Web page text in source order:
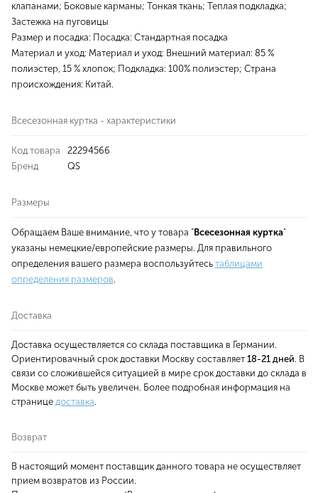
клапанами; Боковые карманы; Тонкая ткань; Теплая подкладка;
Застежка на пуговицы
Размер и посадка: Посадка: Стандартная посадка
Материал и уход: Материал и уход: Внешний материал: 85 %
полиэстер, 15 % хлопок; Подкладка: 100% полиэстер; Страна
происхождения: Китай.
Всесезонная куртка - характеристики
Код товара
22294566
Бренд
QS
Размеры
Обращаем Ваше внимание, что у товара "Всесезонная куртка"
указаны немецкие/европейские размеры. Для правильного
определения вашего размера воспользуйтесь таблицами
определения размеров.
Доставка
Доставка осуществляется со склада поставщика в Германии.
Ориентировачный срок доставки Москву составляет 18-21 дней. В
связи со сложившейся ситуацией в мире срок доставки до склада в
Москве может быть увеличен. Более подробная информация на
странице доставка.
Возврат
В настоящий момент поставщик данного товара не осуществляет
прием возвратов из России.